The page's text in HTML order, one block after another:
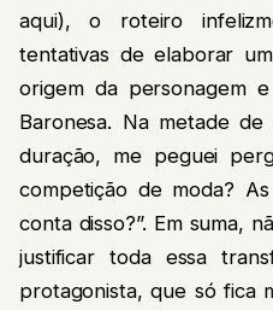
aqui), o roteiro
tentativas de elaborar
origem da personagem
Baronesa. Na metade
duração, me peguei
competição de moda?
conta disso?”. Em suma,
justificar toda essa
protagonista, que só fica